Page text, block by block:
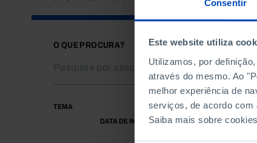
Consentir
Este website utiliza
Utilizamos, por
através do mesmo. Ao
melhor experiência de
serviços, de acordo com
Saiba mais sobre
O QUE PROCURA?
TEMA
DATA DE INÍCIO